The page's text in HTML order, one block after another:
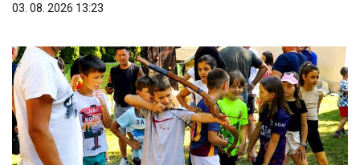
03. 08. 2026 13:23